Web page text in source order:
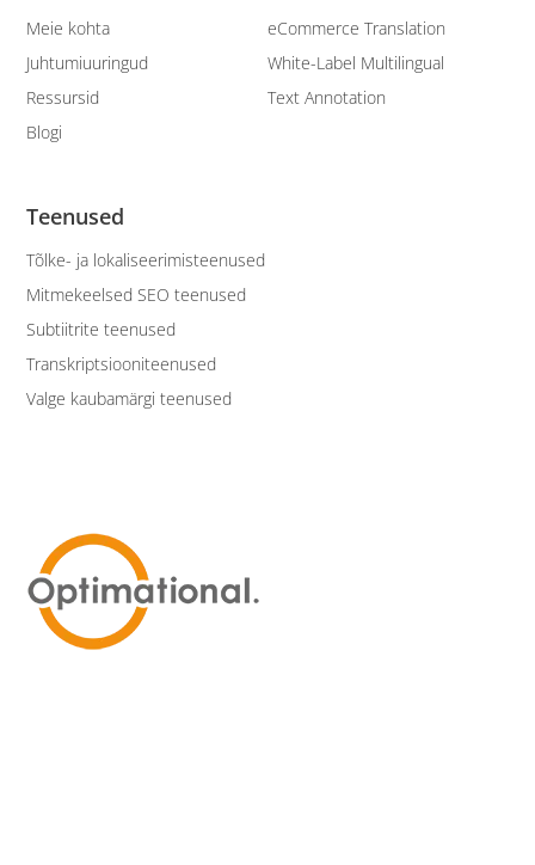
Teenused
Tõlke- ja lokaliseerimisteenused
Mitmekeelsed SEO teenused
Subtiitrite teenused
Transkriptsiooniteenused
Valge kaubamärgi teenused
eCommerce Translation
White-Label Multilingual
Text Annotation
Meie kohta
Juhtumiuuringud
Ressursid
Blogi